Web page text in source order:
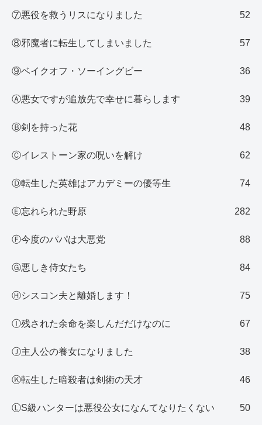
⑦悪役を救うリスになりました 52
⑧邪魔者に転生してしまいました 57
⑨ベイクオフ・ソーイングビー 36
Ⓐ悪女ですが追放先で幸せに暮らします 39
Ⓑ剣を持った花 48
Ⓒイレストーン家の呪いを解け 62
Ⓓ転生した英雄はアカデミーの優等生 74
Ⓔ忘れられた野原 282
Ⓕ今度のパパは大悪党 88
Ⓖ悪しき侍女たち 84
Ⓗシスコン夫と離婚します！ 75
Ⓘ残された余命を楽しんだだけなのに 67
Ⓙ主人公の養女になりました 38
Ⓚ転生した暗殺者は剣術の天才 46
ⓁS級ハンターは悪役公女になんてなりたくない 50